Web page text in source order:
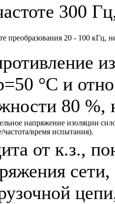
300
преобразования 20 - 100 кГц,
°С и
80 %,
напряжение изоляции
частота/время испытания).
от к.з.,